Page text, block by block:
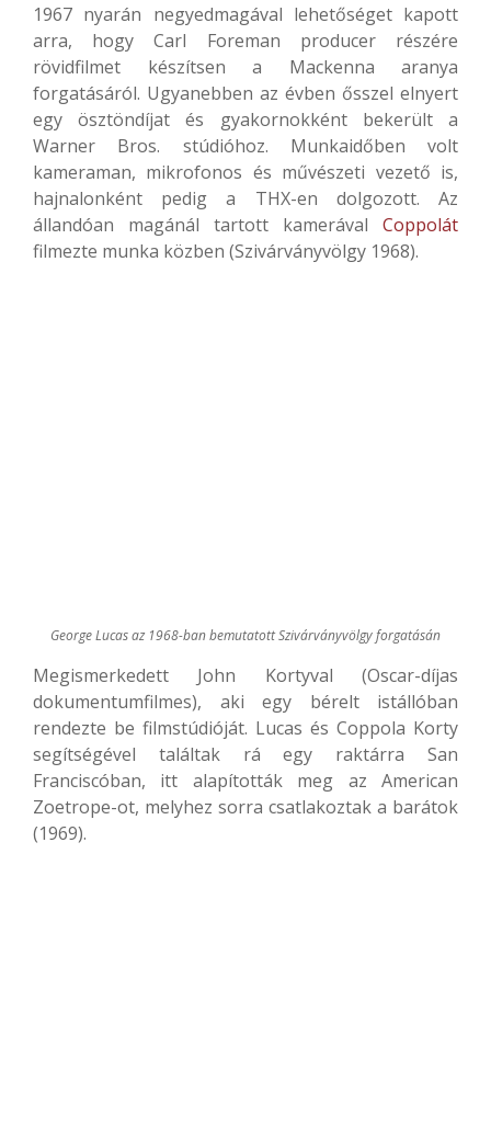
1967 nyarán negyedmagával lehetőséget kapott
arra, hogy Carl Foreman producer részére
rövidfilmet készítsen a Mackenna aranya
forgatásáról. Ugyanebben az évben ősszel elnyert
egy ösztöndíjat és gyakornokként bekerült a
Warner Bros. stúdióhoz. Munkaidőben volt
kameraman, mikrofonos és művészeti vezető is,
hajnalonként pedig a THX-en dolgozott. Az
állandóan magánál tartott kamerával Coppolát
filmezte munka közben (Szivárványvölgy 1968).
George Lucas az 1968-ban bemutatott Szivárványvölgy forgatásán
Megismerkedett John Kortyval (Oscar-díjas
dokumentumfilmes), aki egy bérelt istállóban
rendezte be filmstúdióját. Lucas és Coppola Korty
segítségével találtak rá egy raktárra San
Franciscóban, itt alapították meg az American
Zoetrope-ot, melyhez sorra csatlakoztak a barátok
(1969).